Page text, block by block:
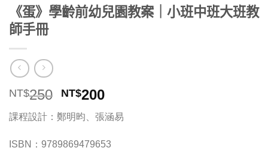
《蛋》學齡前幼兒園教案｜小班中班大班教
師手冊
NT$250 原
始
價
格：
NT$250。
NT$200目
前
價
格：
NT$200。
課程設計：鄭明昀、張涵易
ISBN：9789869479653